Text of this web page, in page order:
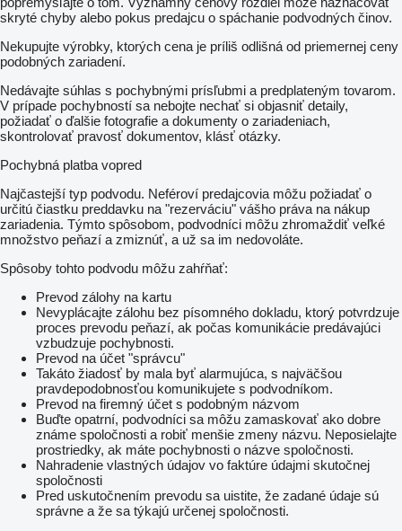
skryté chyby alebo pokus predajcu o spáchanie podvodných činov.
Nekupujte výrobky, ktorých cena je príliš odlišná od priemernej ceny
podobných zariadení.
Nedávajte súhlas s pochybnými prísľubmi a predplateným tovarom.
V prípade pochybností sa nebojte nechať si objasniť detaily,
požiadať o ďalšie fotografie a dokumenty o zariadeniach,
skontrolovať pravosť dokumentov, klásť otázky.
Pochybná platba vopred
Najčastejší typ podvodu. Neféroví predajcovia môžu požiadať o
určitú čiastku preddavku na "rezerváciu" vášho práva na nákup
zariadenia. Týmto spôsobom, podvodníci môžu zhromaždiť veľké
množstvo peňazí a zmiznúť, a už sa im nedovoláte.
Spôsoby tohto podvodu môžu zahŕňať:
Prevod zálohy na kartu
Nevyplácajte zálohu bez písomného dokladu, ktorý potvrdzuje
proces prevodu peňazí, ak počas komunikácie predávajúci
vzbudzuje pochybnosti.
Prevod na účet "správcu"
Takáto žiadosť by mala byť alarmujúca, s najväčšou
pravdepodobnosťou komunikujete s podvodníkom.
Prevod na firemný účet s podobným názvom
Buďte opatrní, podvodníci sa môžu zamaskovať ako dobre
známe spoločnosti a robiť menšie zmeny názvu. Neposielajte
prostriedky, ak máte pochybnosti o názve spoločnosti.
Nahradenie vlastných údajov vo faktúre údajmi skutočnej
spoločnosti
Pred uskutočnením prevodu sa uistite, že zadané údaje sú
správne a že sa týkajú určenej spoločnosti.